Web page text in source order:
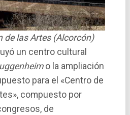
de las Artes (Alcorcón)
un centro cultural
o la ampliación
para el «Centro de
compuesto por
de